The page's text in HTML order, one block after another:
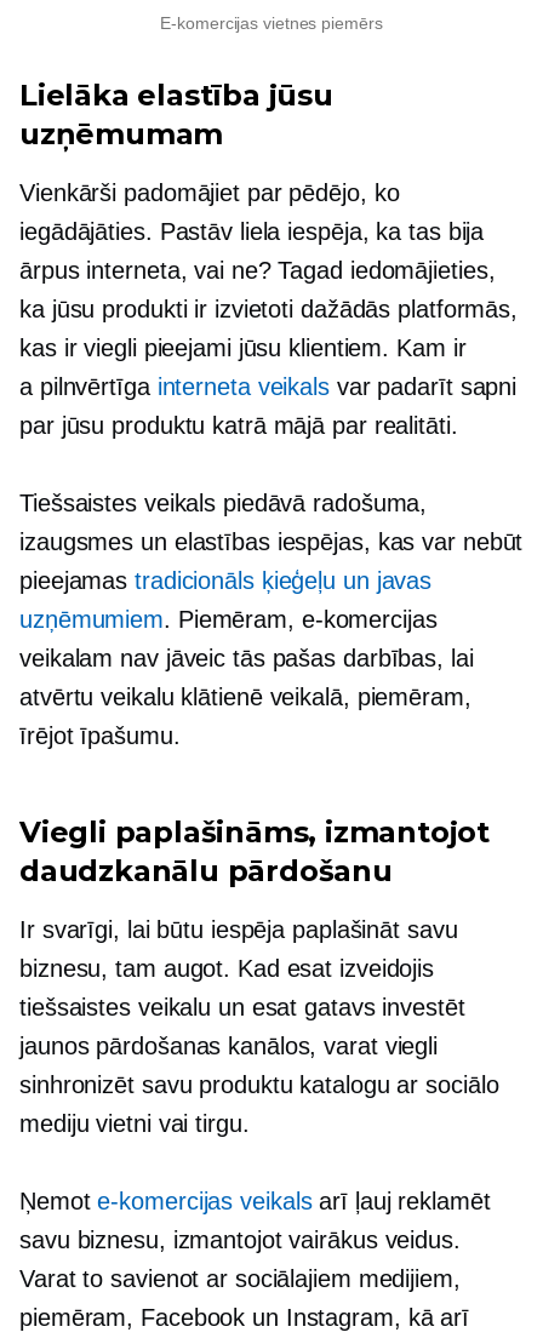
E-komercijas vietnes piemērs
Lielāka elastība jūsu
uzņēmumam
Vienkārši padomājiet par pēdējo, ko
iegādājāties. Pastāv liela iespēja, ka tas bija
ārpus interneta, vai ne? Tagad iedomājieties,
ka jūsu produkti ir izvietoti dažādās platformās,
kas ir viegli pieejami jūsu klientiem. Kam ir
a pilnvērtīga interneta veikalsvar padarīt sapni
par jūsu produktu katrā mājā par realitāti.
Tiešsaistes veikals piedāvā radošuma,
izaugsmes un elastības iespējas, kas var nebūt
pieejamastradicionāls ķieģeļu un javas
uzņēmumiem. Piemēram, e-komercijas
veikalam nav jāveic tās pašas darbības, lai
atvērtu veikalu klātienēveikalā, piemēram,
īrējot īpašumu.
Viegli paplašināms, izmantojot
daudzkanālu pārdošanu
Ir svarīgi, lai būtu iespēja paplašināt savu
biznesu, tam augot. Kad esat izveidojis
tiešsaistes veikalu un esat gatavs investēt
jaunos pārdošanas kanālos, varat viegli
sinhronizēt savu produktu katalogu ar sociālo
mediju vietni vai tirgu.
Ņemote-komercijas veikalsarī ļauj reklamēt
savu biznesu, izmantojot vairākus veidus.
Varat to savienot ar sociālajiem medijiem,
piemēram, Facebook un Instagram, kā arī